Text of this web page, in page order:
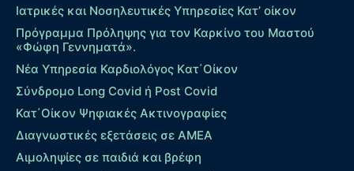
Ιατρικές και Νοσηλευτικές Υπηρεσίες Κατ’ οίκον
Πρόγραμμα Πρόληψης για τον Καρκίνο του Μαστού
«Φώφη Γεννηματά».
Νέα Υπηρεσία Καρδιολόγος Kατ΄Οίκον
Σύνδρομο Long Covid ή Post Covid
Κατ΄Οίκον Ψηφιακές Ακτινογραφίες
Διαγνωστικές εξετάσεις σε ΑΜΕΑ
Αιμοληψίες σε παιδιά και βρέφη